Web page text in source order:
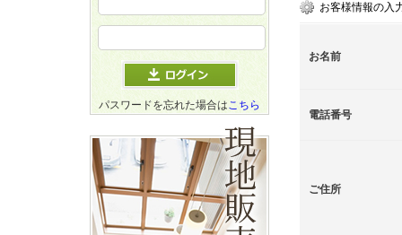
お客様情報の入
お名前
電話番号
ご住所
パスワードを忘れた場合はこちら